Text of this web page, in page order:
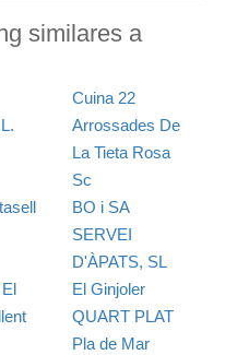
similares a
Cuina 22
Arrossades De
La Tieta Rosa
Sc
BO i SA
SERVEI
D'ÀPATS, SL
El Ginjoler
QUART PLAT
Pla de Mar